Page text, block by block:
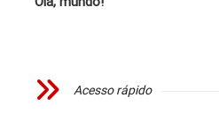
Acesso rápido